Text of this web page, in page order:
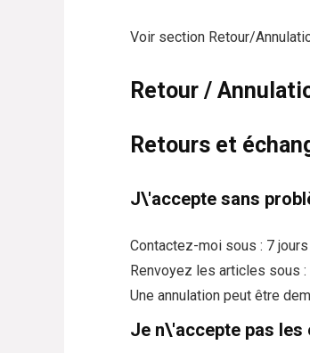
Voir section Retour/
Retour /
Retours et
J\'accepte sans
Contactez-moi sous : 7
Renvoyez les articles sous :
Une annulation peut être
Je n\'accepte pas les